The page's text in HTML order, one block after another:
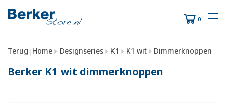
0
Terug | Home Designseries K1 K1 wit Dimmerknoppen
Berker K1 wit dimmerknoppen